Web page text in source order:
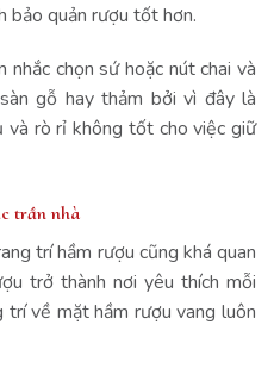
bảo quản rượu tốt hơn.
chọn sứ hoặc nút chai và
gỗ hay thảm bởi vì đây là
và rò rỉ không tốt cho việc giữ
trần nhà
trí hầm rượu cũng khá quan
trở thành nơi yêu thích mỗi
về mặt hầm rượu vang luôn